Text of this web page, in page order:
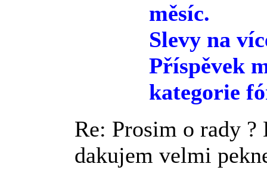
měsíc.
Slevy na
Příspěvek
kategorie
Re: Prosim o rady
dakujem velmi